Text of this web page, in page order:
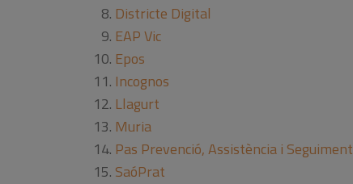
Districte Digital
EAP Vic
Epos
Incognos
Llagurt
Muria
Pas Prevenció, Assistència i Seguiment
SaóPrat